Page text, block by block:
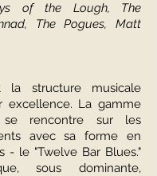
of the Lough, The
The Pogues, Matt
structure musicale
excellence. La gamme
se rencontre sur les
avec sa forme en
- le "Twelve Bar Blues."
sous dominante,